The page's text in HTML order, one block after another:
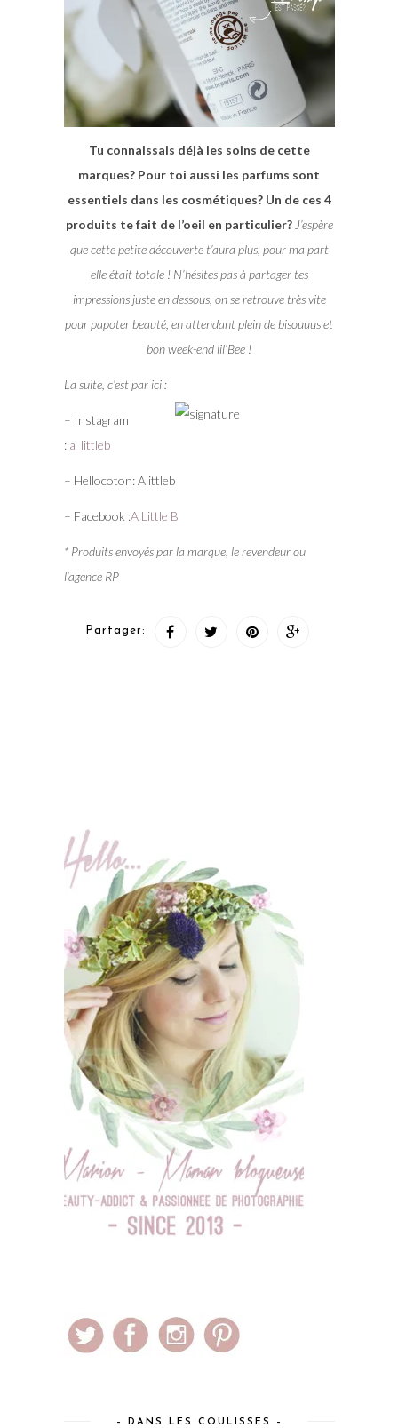
Tu connaissais déjà les soins de cette
marques? Pour toi aussi les parfums sont
essentiels dans les cosmétiques? Un de ces 4
produits te fait de l’oeil en particulier? J’espère
que cette petite découverte t’aura plus, pour ma part
elle était totale ! N’hésites pas à partager tes
impressions juste en dessous, on se retrouve très vite
pour papoter beauté, en attendant plein de bisouuus et
bon week-end lil’Bee !
La suite, c’est par ici :
– Instagram
: a_littleb
– Hellocoton: Alittleb
– Facebook :A Little B
* Produits envoyés par la marque, le revendeur ou
l’agence RP
Partager:
– DANS LES COULISSES –